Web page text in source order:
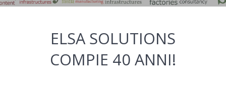
ELSA SOLUTIONS
COMPIE 40 ANNI!